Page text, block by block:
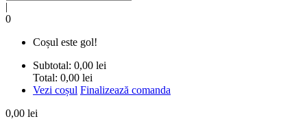
|
0
Coșul este gol!
Subtotal: 0,00 lei
Total: 0,00 lei
Vezi coșul Finalizează comanda
0,00 lei